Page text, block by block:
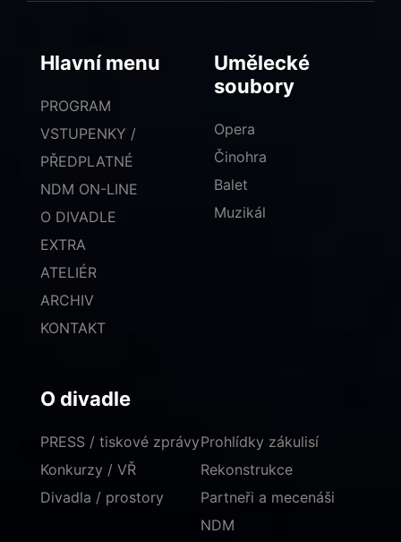
Hlavní menu
PROGRAM
VSTUPENKY /
PŘEDPLATNÉ
NDM ON-LINE
O DIVADLE
EXTRA
ATELIÉR
ARCHIV
KONTAKT
Umělecké
soubory
Opera
Činohra
Balet
Muzikál
O divadle
PRESS / tiskové zprávy
Konkurzy / VŘ
Divadla / prostory
Prohlídky zákulisí
Rekonstrukce
Partneři a mecenáši
NDM